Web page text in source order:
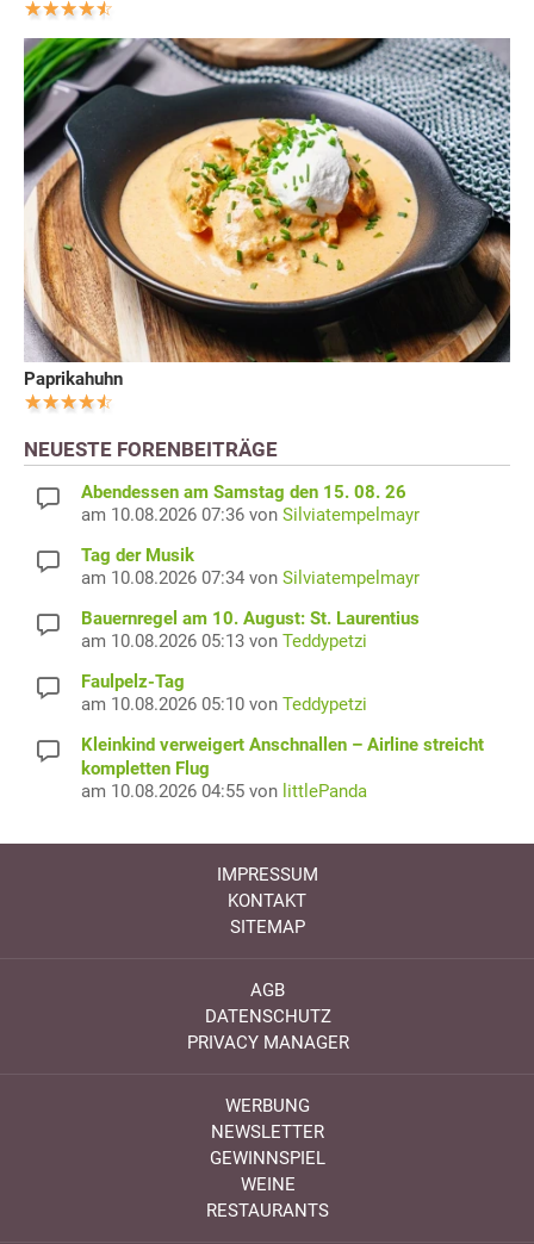
Paprikahuhn
NEUESTE FORENBEITRÄGE
Abendessen am Samstag den 15. 08. 26
am 10.08.2026 07:36 von Silviatempelmayr
Tag der Musik
am 10.08.2026 07:34 von Silviatempelmayr
Bauernregel am 10. August: St. Laurentius
am 10.08.2026 05:13 von Teddypetzi
Faulpelz-Tag
am 10.08.2026 05:10 von Teddypetzi
Kleinkind verweigert Anschnallen – Airline streicht
kompletten Flug
am 10.08.2026 04:55 von littlePanda
IMPRESSUM
KONTAKT
SITEMAP
AGB
DATENSCHUTZ
PRIVACY MANAGER
WERBUNG
NEWSLETTER
GEWINNSPIEL
WEINE
RESTAURANTS